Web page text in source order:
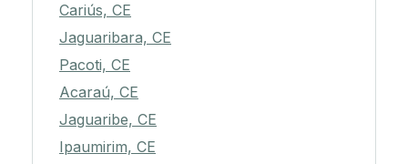
Cariús, CE
Jaguaribara, CE
Pacoti, CE
Acaraú, CE
Jaguaribe, CE
Ipaumirim, CE